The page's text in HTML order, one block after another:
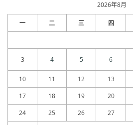
2026年8月
一 二 三 四
3 4 5 6
10 11 12 13
17
18 19 20
24
25 26 27